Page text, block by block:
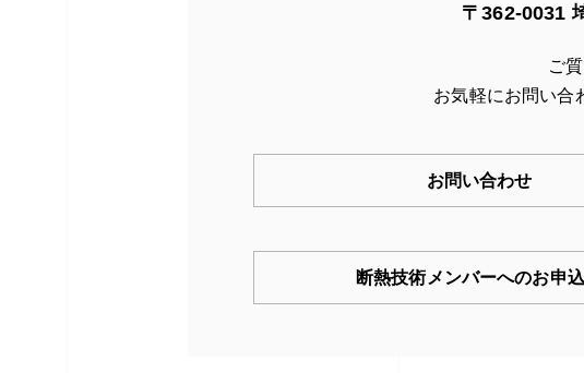
〒362-0031
ご
お気軽にお問い合
お問い合わせ
断熱技術メンバーへのお申